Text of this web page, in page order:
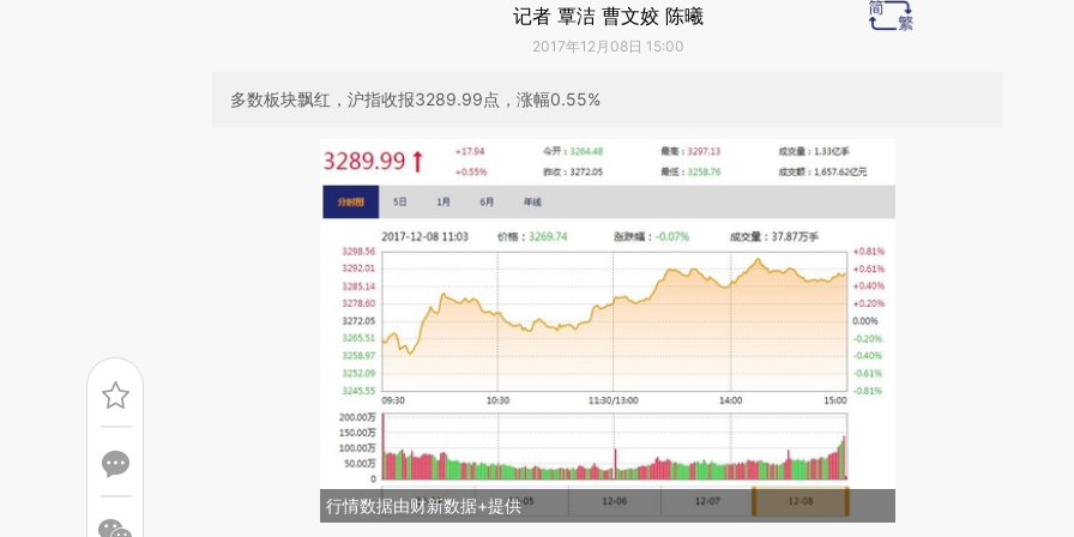
记者 覃洁 曹文姣 陈曦
2017年12月08日 15:00
多数板块飘红，沪指收报3289.99点，涨幅0.55%
行情数据由财新数据+提供